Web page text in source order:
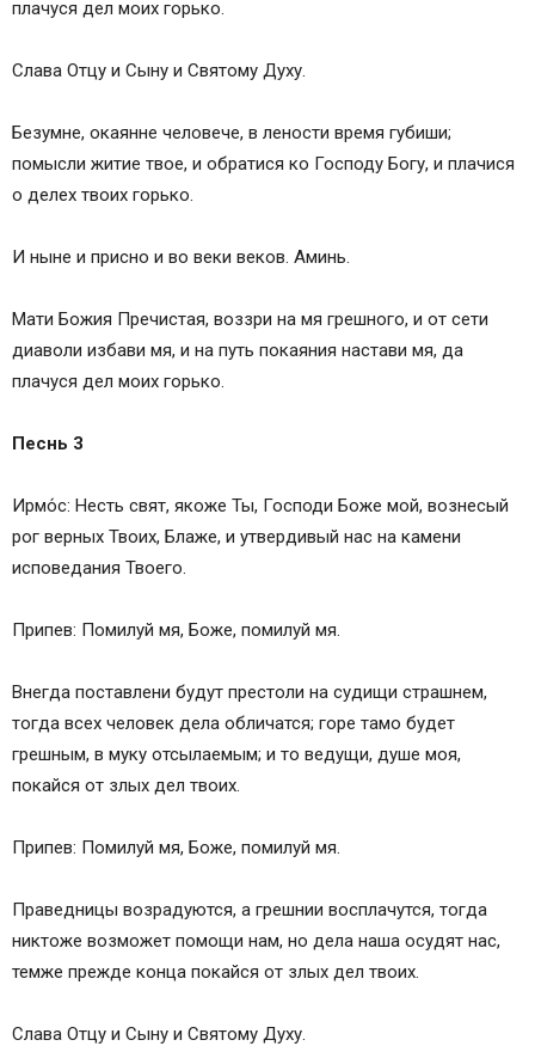
плачуся дел моих горько.
Слава Отцу и Сыну и Святому Духу.
Безумне, окаянне человече, в лености время губиши;
помысли житие твое, и обратися ко Господу Богу, и плачися
о делех твоих горько.
И ныне и присно и во веки веков. Аминь.
Мати Божия Пречистая, воззри на мя грешного, и от сети
диаволи избави мя, и на путь покаяния настави мя, да
плачуся дел моих горько.
Песнь 3
Ирмо́с: Несть свят, якоже Ты, Господи Боже мой, вознесый
рог верных Твоих, Блаже, и утвердивый нас на камени
исповедания Твоего.
Припев: Помилуй мя, Боже, помилуй мя.
Внегда поставлени будут престоли на судищи страшнем,
тогда всех человек дела обличатся; горе тамо будет
грешным, в муку отсылаемым; и то ведущи, душе моя,
покайся от злых дел твоих.
Припев: Помилуй мя, Боже, помилуй мя.
Праведницы возрадуются, а грешнии восплачутся, тогда
никтоже возможет помощи нам, но дела наша осудят нас,
темже прежде конца покайся от злых дел твоих.
Слава Отцу и Сыну и Святому Духу.